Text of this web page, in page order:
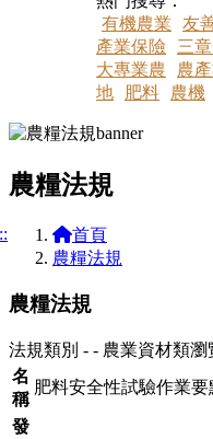
有機農業
友
產業保險
三
大專業農
農
地
肥料 農機
農糧法規
首頁
農糧法規
農糧法規
法規類別 - - 農業資材類瀏
名
稱
肥料安全性試驗作業要
發